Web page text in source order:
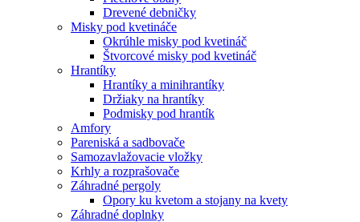
Drevené debničky
Misky pod kvetináče
Okrúhle misky pod kvetináč
Štvorcové misky pod kvetináč
Hrantíky
Hrantíky a minihrantíky
Držiaky na hrantíky
Podmisky pod hrantík
Amfory
Pareniská a sadbovače
Samozavlažovacie vložky
Krhly a rozprašovače
Záhradné pergoly
Opory ku kvetom a stojany na kvety
Záhradné doplnky